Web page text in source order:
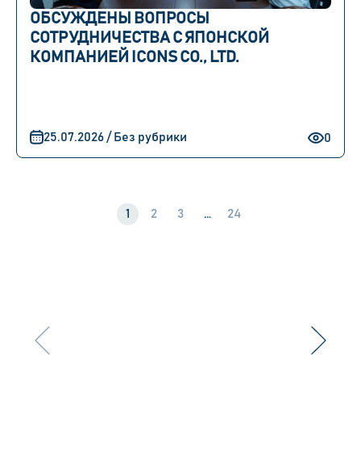
ОБСУЖДЕНЫ ВОПРОСЫ
СОТРУДНИЧЕСТВА С ЯПОНСКОЙ
КОМПАНИЕЙ ICONS CO., LTD.
0
25.07.2026 / Без рубрики
1 2 3 … 24